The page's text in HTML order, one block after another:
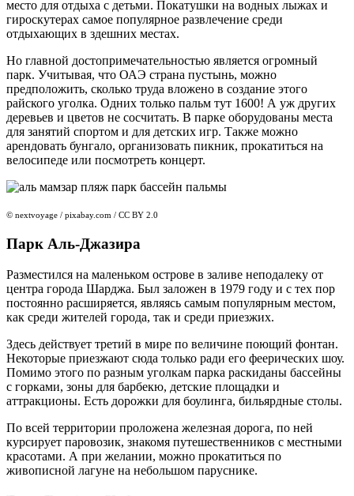
место для отдыха с детьми. Покатушки на водных лыжах и
гироскутерах самое популярное развлечение среди
отдыхающих в здешних местах.
Но главной достопримечательностью является огромный
парк. Учитывая, что ОАЭ страна пустынь, можно
предположить, сколько труда вложено в создание этого
райского уголка. Одних только пальм тут 1600! А уж других
деревьев и цветов не сосчитать. В парке оборудованы места
для занятий спортом и для детских игр. Также можно
арендовать бунгало, организовать пикник, прокатиться на
велосипеде или посмотреть концерт.
© nextvoyage / pixabay.com / CC BY 2.0
Парк Аль-Джазира
Разместился на маленьком острове в заливе неподалеку от
центра города Шарджа. Был заложен в 1979 году и с тех пор
постоянно расширяется, являясь самым популярным местом,
как среди жителей города, так и среди приезжих.
Здесь действует третий в мире по величине поющий фонтан.
Некоторые приезжают сюда только ради его феерических шоу.
Помимо этого по разным уголкам парка раскиданы бассейны
с горками, зоны для барбекю, детские площадки и
аттракционы. Есть дорожки для боулинга, бильярдные столы.
По всей территории проложена железная дорога, по ней
курсирует паровозик, знакомя путешественников с местными
красотами. А при желании, можно прокатиться по
живописной лагуне на небольшом паруснике.